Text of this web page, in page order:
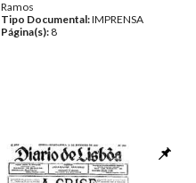
Ramos
Tipo Documental:IMPRENSA
Página(s): 8